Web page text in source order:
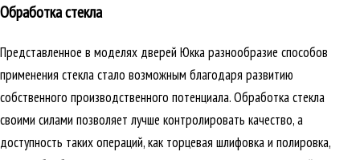
Обработка стекла
Представленное в моделях дверей Юкка разнообразие способов
применения стекла стало возможным благодаря развитию
собственного производственного потенциала. Обработка стекла
своими силами позволяет лучше контролировать качество, а
доступность таких операций, как торцевая шлифовка и полировка,